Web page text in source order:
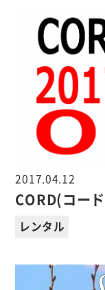
2017.04.12
CORD(コー
レンタル